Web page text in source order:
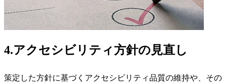
4.アクセシビリティ方針の見直し
策定した方針に基づくアクセシビリティ品質の維持や、その